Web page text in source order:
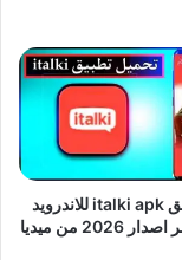
تحميل تطبيق italki apk للاندرويد
وللايفون اخر اصدار 2026 من ميديا